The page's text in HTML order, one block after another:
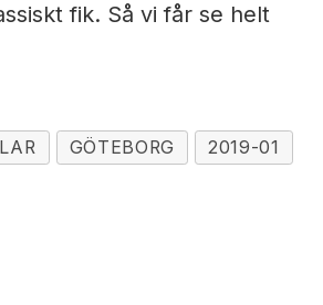
fik. Så vi får se helt
GÖTEBORG 2019-01